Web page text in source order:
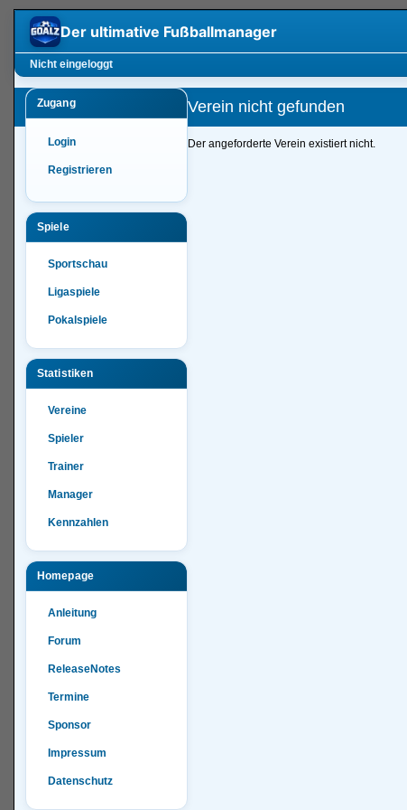
Der ultimative Fußballmanager
Nicht eingeloggt
Zugang
Login
Registrieren
Spiele
Sportschau
Ligaspiele
Pokalspiele
Statistiken
Vereine
Spieler
Trainer
Manager
Kennzahlen
Homepage
Anleitung
Forum
ReleaseNotes
Termine
Sponsor
Impressum
Datenschutz
Verein nicht gefunden
Der angeforderte Verein existiert nicht.